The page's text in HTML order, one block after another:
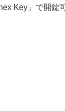
Key」で開錠